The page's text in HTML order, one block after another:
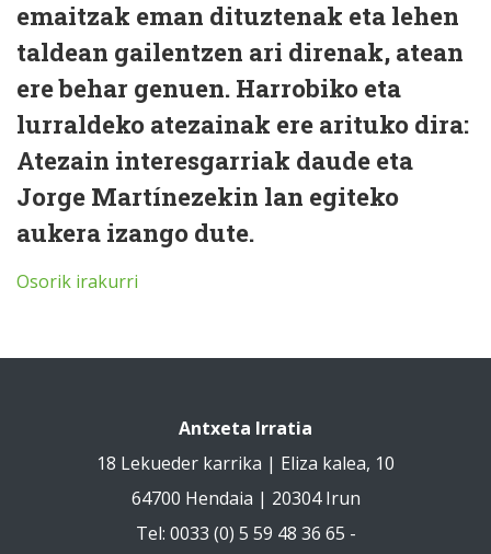
emaitzak eman dituztenak eta lehen
taldean gailentzen ari direnak, atean
ere behar genuen. Harrobiko eta
lurraldeko atezainak ere arituko dira:
Atezain interesgarriak daude eta
Jorge Martínezekin lan egiteko
aukera izango dute.
Osorik irakurri
Antxeta Irratia
18 Lekueder karrika | Eliza kalea, 10
64700 Hendaia | 20304 Irun
Tel: 0033 (0) 5 59 48 36 65 -